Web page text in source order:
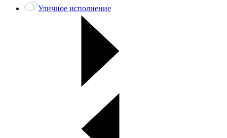
Уличное исполнение